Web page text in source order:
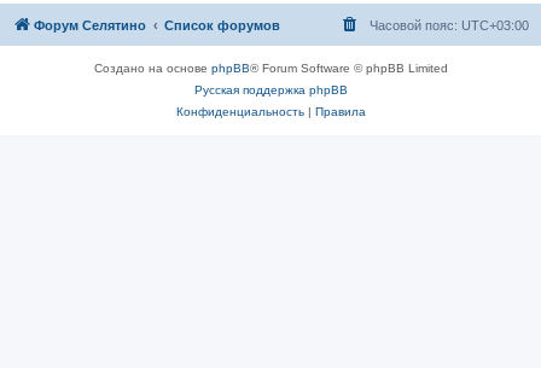
Форум Селятино Список форумов Часовой пояс: UTC+03:00
Создано на основе phpBB® Forum Software © phpBB Limited
Русская поддержка phpBB
Конфиденциальность| Правила